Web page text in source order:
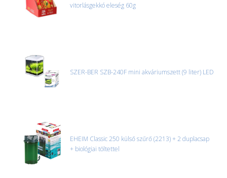
vitorlásgekkó eleség 60g
SZER-BER SZB-240F mini akváriumszett (9 liter) LED
EHEIM Classic 250 külső szűrő (2213) + 2 duplacsap
+ biológiai töltettel